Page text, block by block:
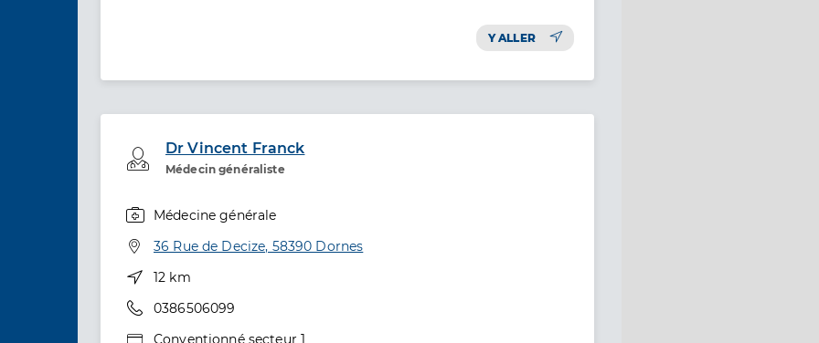
Y ALLER
Dr Vincent Franck
Médecin généraliste
Professionel de santé
Médecine générale
Adresse
36 Rue de Decize, 58390 Dornes
Distance
12 km
Téléphone
0386506099
Type de convention
Conventionné secteur 1